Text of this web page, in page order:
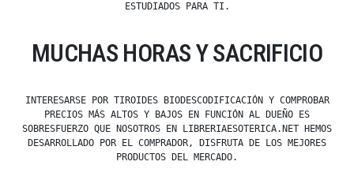
ESTUDIADOS PARA TI.
MUCHAS HORAS Y SACRIFICIO
INTERESARSE POR TIROIDES BIODESCODIFICACIÓN Y COMPROBAR
PRECIOS MÁS ALTOS Y BAJOS EN FUNCIÓN AL DUEÑO ES
SOBRESFUERZO QUE NOSOTROS EN LIBRERIAESOTERICA.NET HEMOS
DESARROLLADO POR EL COMPRADOR, DISFRUTA DE LOS MEJORES
PRODUCTOS DEL MERCADO.